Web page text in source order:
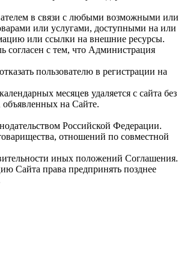
в связи с любыми возможными или
или услугами, доступными на или
или ссылки на внешние ресурсы.
согласен с тем, что Администрация
пользователю в регистрации на
месяцев удаляется с сайта без
объявленных на Сайте.
Российской Федерации.
отношений по совместной
иных положений Соглашения.
Сайта права предпринять позднее